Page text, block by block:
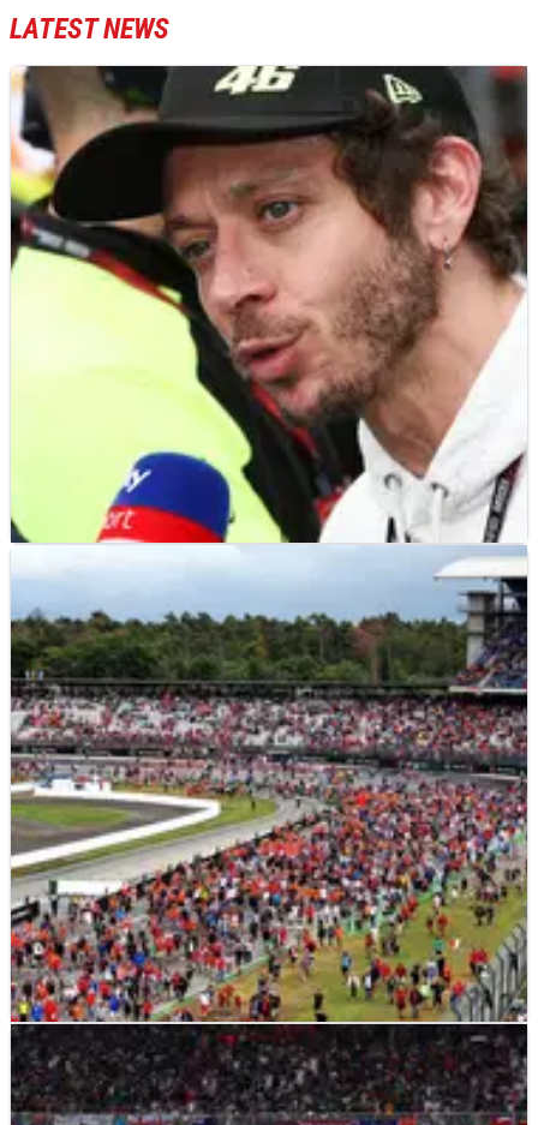
LATEST NEWS
MOTOGP 05/09/22
Rossi Melebar ke Gravel, Namun Tim #46 Tetap
Finis Kelima
Valentino Rossi pulih dari gravel yang memicu Safety Car
untuk membantu timnya finis kelima pada putaran GTWC
Europe Endurance Cup di Hockenheim.
F1 NEWS 21/05/20
F1 beralih ke kemungkinan Hockenheimring
karena pembicaraan GP Inggris terhenti